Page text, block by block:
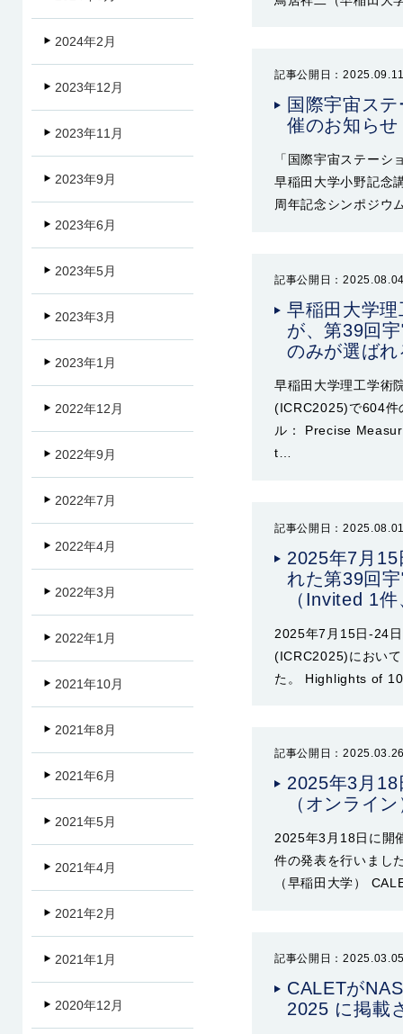
記事公開日：
国際宇宙ス
催のお知らせ
「国際宇宙ステー
早稲田大学小野記念
周年記念シンポジウ
記事公開日：
早稲田大学
が、第39回
のみが選ば
早稲田大学理工学術
(ICRC2025)で604件
ル： Precise
t…
記事公開日：
2025年7月
れた第39回
（Invited 1
2025年7月15日-24
(ICRC2025)におい
た。 Highlights of
記事公開日：
2025年3月
（オンライ
2025年3月18日に開
件の発表を行いまし
（早稲田大学）
記事公開日：
CALETが
2025 に掲載
2024年2月
2023年12月
2023年11月
2023年9月
2023年6月
2023年5月
2023年3月
2023年1月
2022年12月
2022年9月
2022年7月
2022年4月
2022年3月
2022年1月
2021年10月
2021年8月
2021年6月
2021年5月
2021年4月
2021年2月
2021年1月
2020年12月